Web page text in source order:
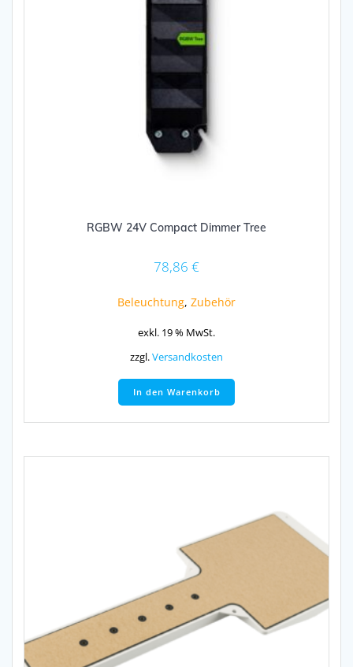
RGBW 24V Compact Dimmer Tree
78,86 €
Beleuchtung, Zubehör
exkl. 19 % MwSt.
zzgl.Versandkosten
In den Warenkorb